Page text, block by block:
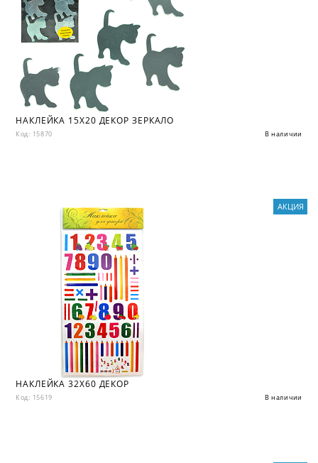
НАКЛЕЙКА 15X20 ДЕКОР ЗЕРКАЛО
Код: 15870 В наличии
НАКЛЕЙКА 32X60 ДЕКОР
Код: 15619 В наличии
АКЦИЯ